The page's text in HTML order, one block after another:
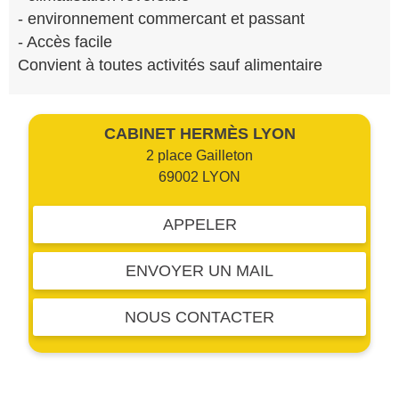
- environnement commercant et passant
- Accès facile
Convient à toutes activités sauf alimentaire
CABINET HERMÈS LYON
2 place Gailleton
69002 LYON
APPELER
ENVOYER UN MAIL
NOUS CONTACTER